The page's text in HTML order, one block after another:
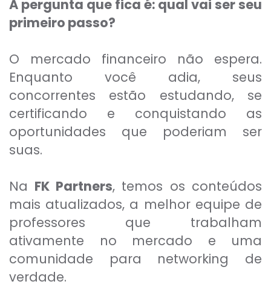
A pergunta que fica é: qual vai ser seu
primeiro passo?
O mercado financeiro não espera.
Enquanto você adia, seus
concorrentes estão estudando, se
certificando e conquistando as
oportunidades que poderiam ser
suas.
Na FK Partners, temos os conteúdos
mais atualizados, a melhor equipe de
professores que trabalham
ativamente no mercado e uma
comunidade para networking de
verdade.